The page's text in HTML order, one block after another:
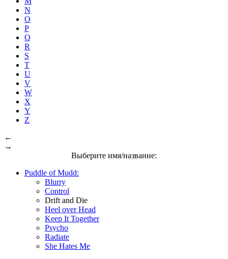
N
O
P
Q
R
S
T
U
V
W
X
Y
Z
←
→
Выберите имя/название:
Puddle of Mudd:
Blurry
Control
Drift and Die
Heel over Head
Keep It Together
Psycho
Radiate
She Hates Me